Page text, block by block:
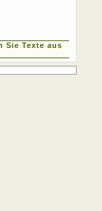
Sie Texte aus